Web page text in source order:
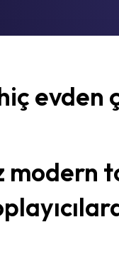
evden
modern